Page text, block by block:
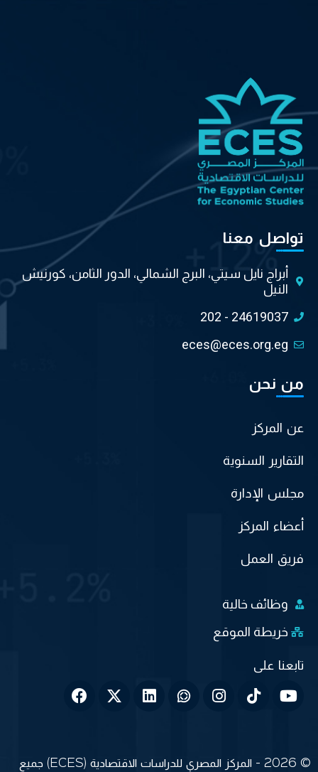
تواصل معنا
أبراج نايل سيتي، البرج الشمالي، الدور الثامن، كورنيش
النيل
202 - 24619037
eces@eces.org.eg
من نحن
عن المركز
التقارير السنوية
مجلس الإدارة
أعضاء المركز
فريق العمل
وظائف خالية
خريطة الموقع
© 2026 - المركز المصري للدراسات الاقتصادية (ECES) جميع